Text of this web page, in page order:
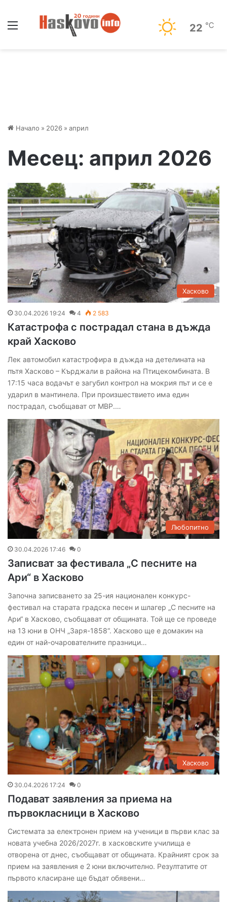
22 ℃
Начало » 2026 » април
Месец: април 2026
Хасково
30.04.2026 19:24 4 2 583
Катастрофа с пострадал стана в дъжда
край Хасково
Лек автомобил катастрофира в дъжда на детелината на
пътя Хасково – Кърджали в района на Птицекомбината. В
17:15 часа водачът е загубил контрол на мокрия път и се е
ударил в мантинела. При произшествието има един
пострадал, съобщават от МВР.…
Любопитно
30.04.2026 17:46 0
Записват за фестивала „С песните на
Ари“ в Хасково
Започна записването за 25-ия национален конкурс-
фестивал на старата градска песен и шлагер „С песните на
Ари“ в Хасково, съобщават от общината. Той ще се проведе
на 13 юни в ОНЧ „Заря-1858“. Хасково ще е домакин на
един от най-очарователните празници…
Хасково
30.04.2026 17:24 0
Подават заявления за приема на
първокласници в Хасково
Системата за електронен прием на ученици в първи клас за
новата учебна 2026/2027г. в хасковските училища е
отворена от днес, съобщават от общината. Крайният срок за
прием на заявления е 2 юни включително. Резултатите от
първото класиране ще бъдат обявени…